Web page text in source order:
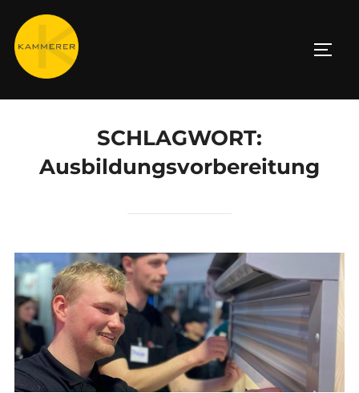
Inhalt
springen
SCHLAGWORT:
Ausbildungsvorbereitung